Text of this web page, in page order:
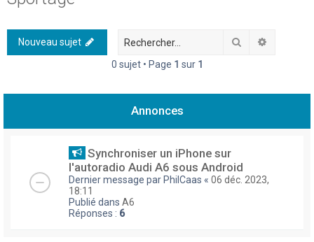
h
r
Nouveau sujet Rechercher
0 sujet • Page 1 sur 1
Annonces
Synchroniser un iPhone sur
l'autoradio Audi A6 sous Android
Dernier message par PhilCaas « 06 déc. 2023,
18:11
Publié dans A6
Réponses : 6